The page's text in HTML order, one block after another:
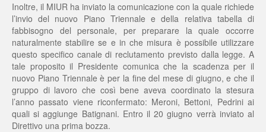
Inoltre, il MIUR ha inviato la comunicazione con la quale richiede
l’invio del nuovo Piano Triennale e della relativa tabella di
fabbisogno del personale, per preparare la quale occorre
naturalmente stabilire se e in che misura è possibile utilizzare
questo specifico canale di reclutamento previsto dalla legge. A
tale proposito il Presidente comunica che la scadenza per il
nuovo Piano Triennale è per la fine del mese di giugno, e che il
gruppo di lavoro che così bene aveva coordinato la stesura
l’anno passato viene riconfermato: Meroni, Bettoni, Pedrini ai
quali si aggiunge Batignani. Entro il 20 giugno verrà inviato al
Direttivo una prima bozza.